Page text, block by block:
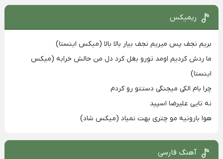
ریمیکس
بریم نجف پس میریم نجف بیار بالا بالا (میکس اینستا)
ما ردش کردیم اومد تورو بغل کرد دل من حالش خرابه (میکس
اینستا)
چرا بام الکی میجنگی دستتو رو کردم
نه تایی علیرضا اسپید
هوا بارونیه مو چتری بهت نمیاد (میکس شاد)
آهنگ فارسی